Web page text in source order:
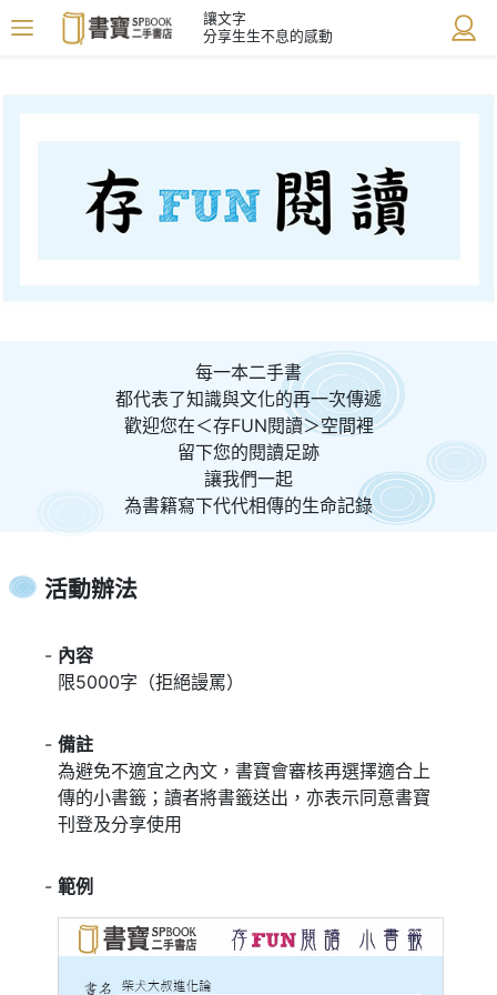
讓文字
分享生生不息的感動
每一本二手書
都代表了知識與文化的再一次傳遞
歡迎您在＜存FUN閱讀＞空間裡
留下您的閱讀足跡
讓我們一起
為書籍寫下代代相傳的生命記錄
活動辦法
- 內容
限5000字（拒絕謾罵）
- 備註
為避免不適宜之內文，書寶會審核再選擇適合上
傳的小書籤；讀者將書籤送出，亦表示同意書寶
刊登及分享使用
- 範例